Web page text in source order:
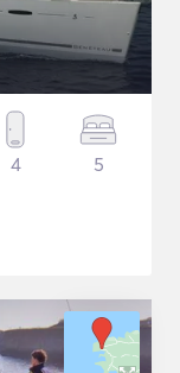
4 5